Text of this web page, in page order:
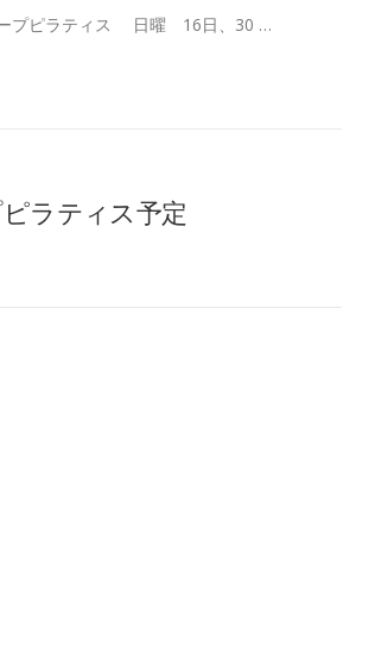
プピラティス 日曜 16日、30 …
ラティス予定